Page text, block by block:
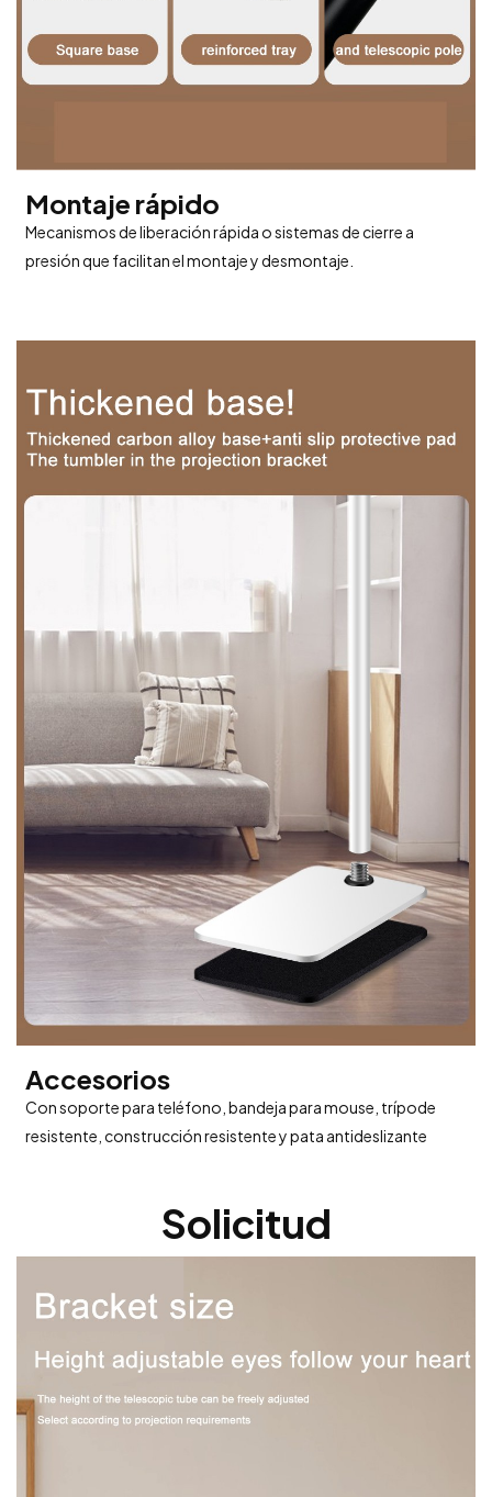
Montaje rápido
Mecanismos de liberación rápida o sistemas de cierre a
presión que facilitan el montaje y desmontaje.
Accesorios
Con soporte para teléfono, bandeja para mouse, trípode
resistente, construcción resistente y pata antideslizante
Solicitud